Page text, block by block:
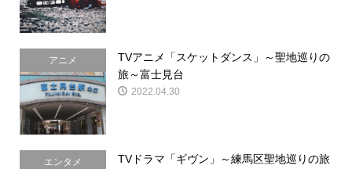
アニメ
TVアニメ「スケットダンス」～聖地巡りの
旅～富士見台
2022.04.30
エンタメ
TVドラマ「ギヴン」～練馬区聖地巡りの旅